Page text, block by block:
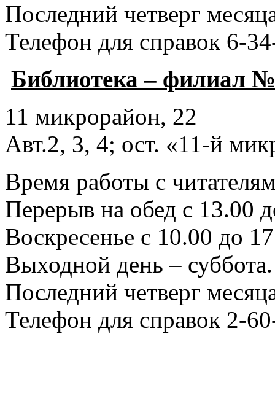
Последний четверг
Телефон для справок 6-
Библиотека – филиал
11 микрорайон, 22
Авт.2, 3, 4; ост. «11-й
Время работы с
Перерыв на обед с 13.00
Воскресенье с 10.00 до
Выходной день – суббота.
Последний четверг
Телефон для справок 2-